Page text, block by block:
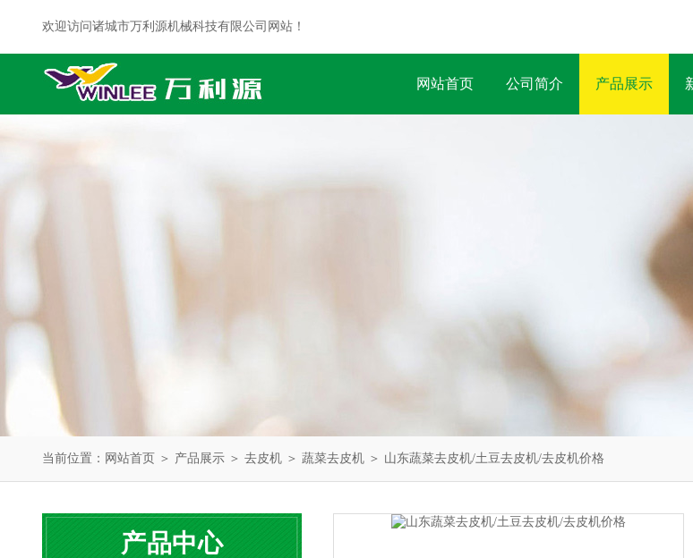
欢迎访问诸城市万利源机械科技有限公司网站！
网站首页 公司简介 产品展示
当前位置： 网站首页 ＞ 产品展示 ＞ 去皮机 ＞ 蔬菜去皮机 ＞ 山东蔬菜去皮机/土豆去皮机/去皮机价格
产品中心